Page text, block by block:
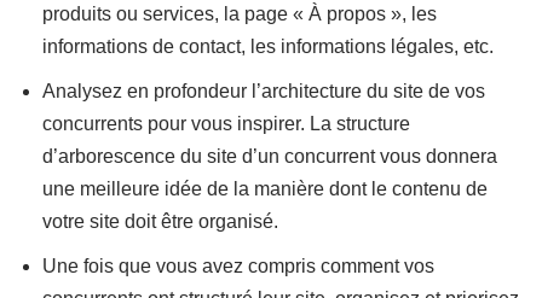
produits ou services, la page « À propos », les
informations de contact, les informations légales, etc.
Analysez en profondeur l’architecture du site de vos
concurrents pour vous inspirer. La structure
d’arborescence du site d’un concurrent vous donnera
une meilleure idée de la manière dont le contenu de
votre site doit être organisé.
Une fois que vous avez compris comment vos